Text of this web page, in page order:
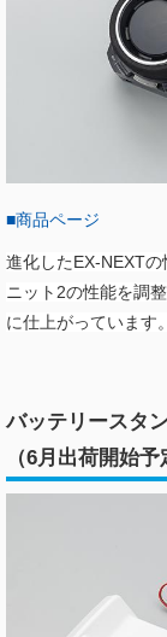
■商品ページ
進化したEX-NEXT
ニット2の性能を調
に仕上がっています。
バッテリースタ
（6月出荷開始予